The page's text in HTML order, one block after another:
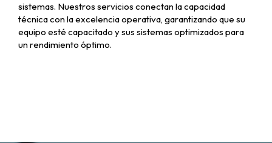
sistemas. Nuestros servicios conectan la capacidad
técnica con la excelencia operativa, garantizando que su
equipo esté capacitado y sus sistemas optimizados para
un rendimiento óptimo.